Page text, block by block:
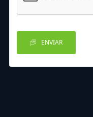
ENVIAR